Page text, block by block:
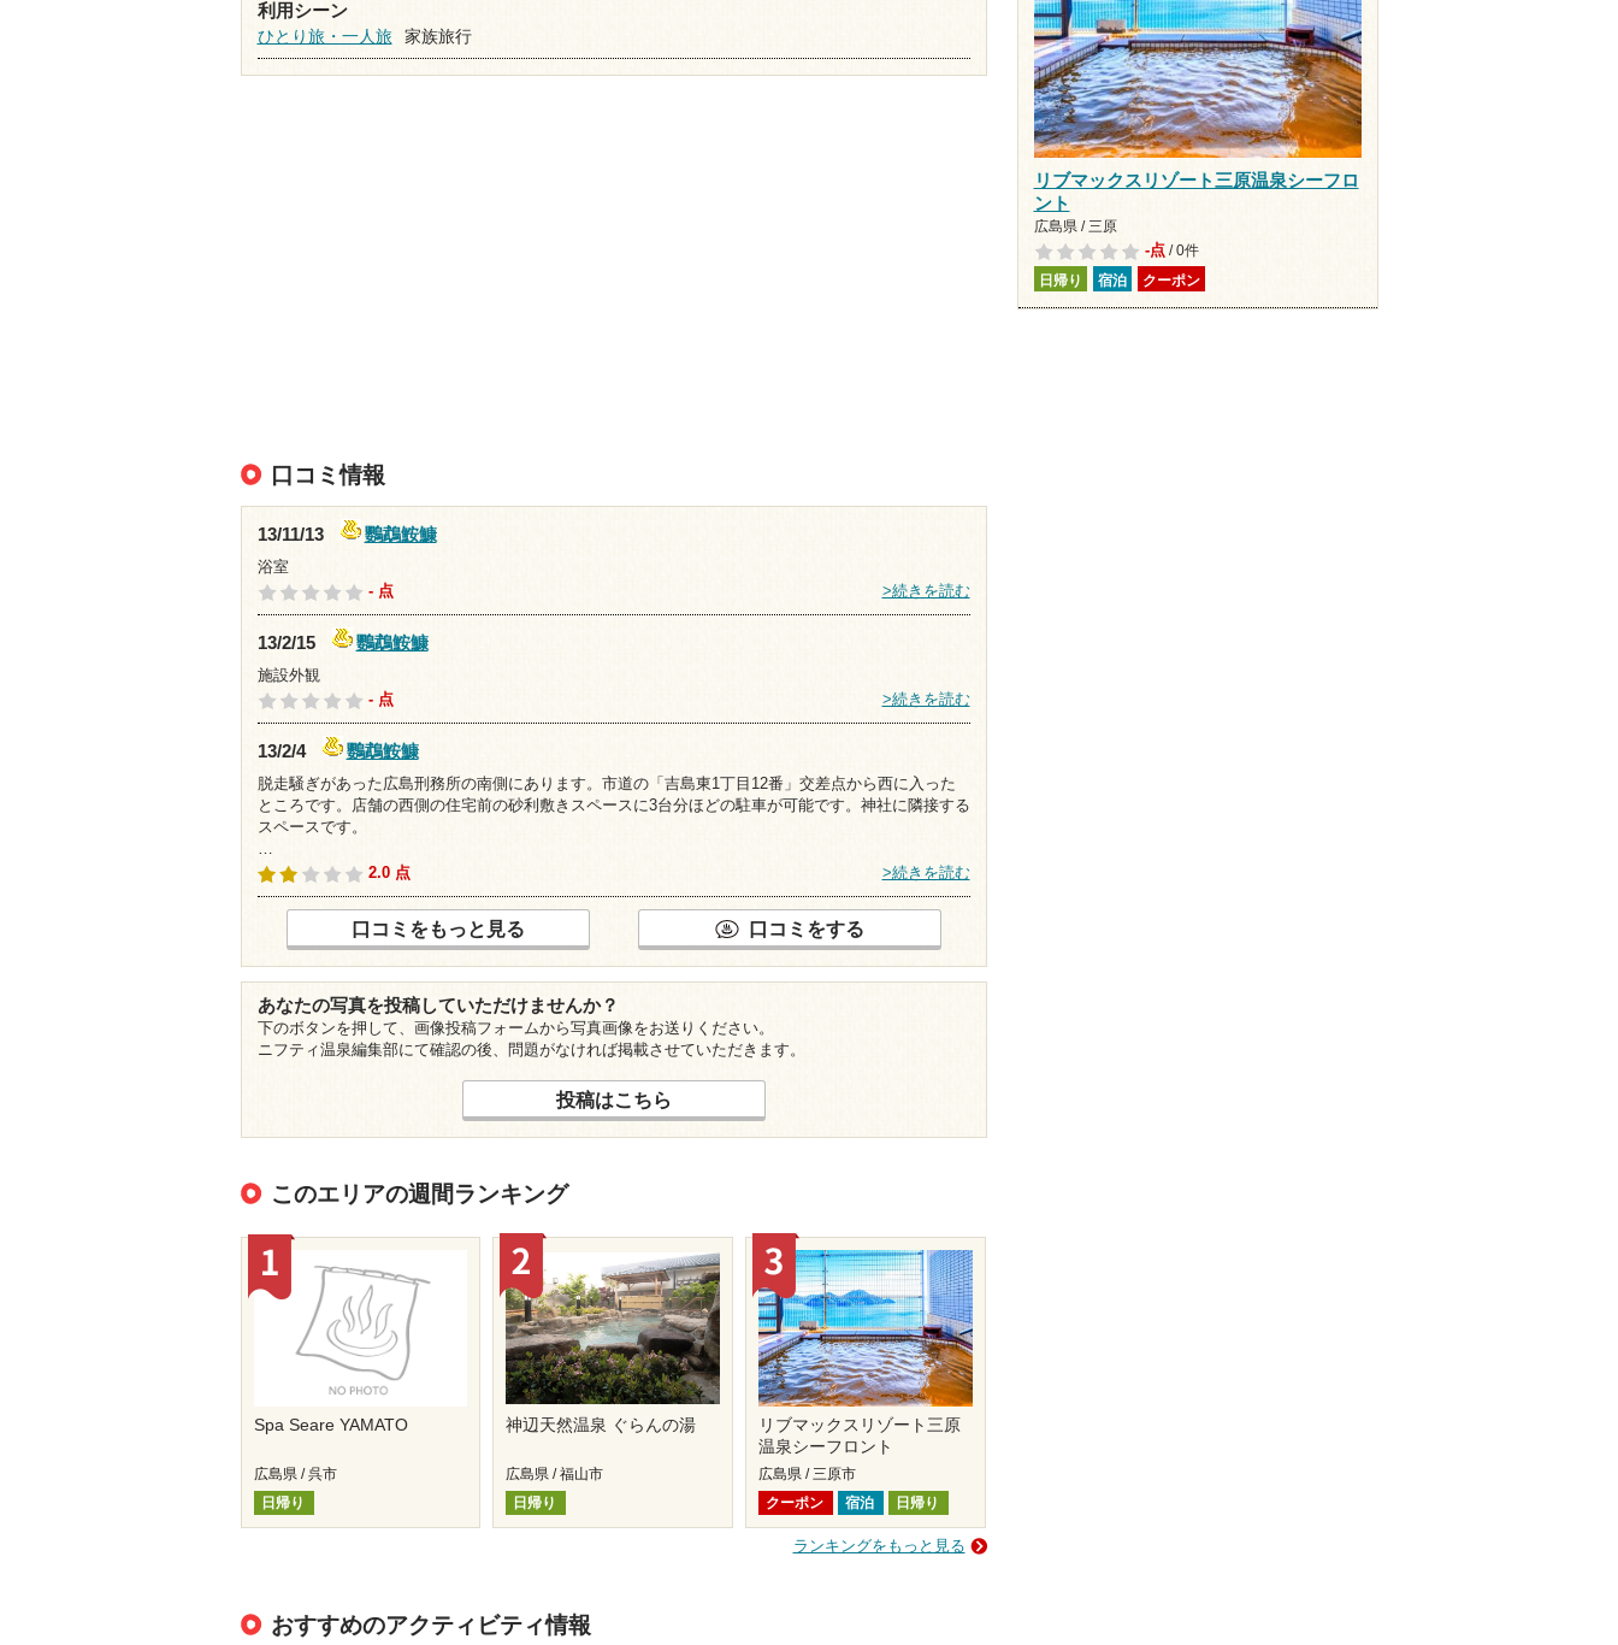
利用シーン
ひとり旅・一人旅
家族旅行
口コミ情報
13/11/13
鸚鵡鮟鱇
浴室
- 点
>続きを読む
13/2/15
鸚鵡鮟鱇
施設外観
- 点
>続きを読む
13/2/4
鸚鵡鮟鱇
脱走騒ぎがあった広島刑務所の南側にあります。市道の「吉島東1丁目12番」交差点から西に入った
ところです。店舗の西側の住宅前の砂利敷きスペースに3台分ほどの駐車が可能です。神社に隣接する
スペースです。
…
2.0 点
>続きを読む
口コミをもっと見る 口コミをする
あなたの写真を投稿していただけませんか？
下のボタンを押して、画像投稿フォームから写真画像をお送りください。
ニフティ温泉編集部にて確認の後、問題がなければ掲載させていただきます。
投稿はこちら
このエリアの週間ランキング
Spa Seare YAMATO
広島県 / 呉市
日帰り
神辺天然温泉 ぐらんの湯
広島県 / 福山市
日帰り
リブマックスリゾート三原
温泉シーフロント
広島県 / 三原市
クーポン
宿泊 日帰り
ランキングをもっと見る
おすすめのアクティビティ情報
リブマックスリゾート三原温泉シーフロ
ント
広島県 / 三原
-点/ 0件
日帰り 宿泊 クーポン